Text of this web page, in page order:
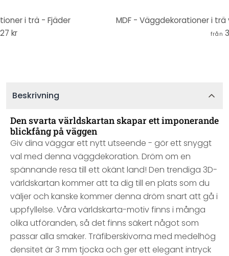
i trä - Fjäder
kr
MDF - Väggdekorationer i
från
Beskrivning
Den svarta världskartan skapar ett imponerande
blickfång på väggen
Giv dina väggar ett nytt utseende - gör ett snyggt
val med denna väggdekoration. Dröm om en
spännande resa till ett okänt land! Den trendiga 3D-
världskartan kommer att ta dig till en plats som du
väljer och kanske kommer denna dröm snart att gå i
uppfyllelse. Våra världskarta-motiv finns i många
olika utföranden, så det finns säkert något som
passar alla smaker. Träfiberskivorna med medelhög
densitet är 3 mm tjocka och ger ett elegant intryck